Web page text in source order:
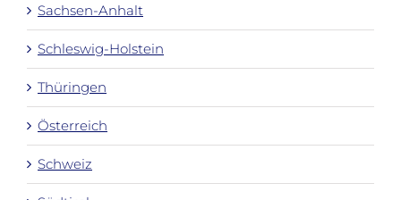
Sachsen-Anhalt
Schleswig-Holstein
Thüringen
Österreich
Schweiz